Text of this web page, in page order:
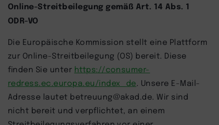
Online-Streitbeilegung gemäß Art. 14 Abs. 1
ODR-VO
Die Europäische Kommission stellt eine Plattform
zur Online-Streitbeilegung (OS) bereit. Diese
finden Sie unter https://consumer-
redress.ec.europa.eu/index_de. Unsere E-Mail-
Adresse lautet betreuung@akad.de. Wir sind
nicht bereit und verpflichtet, an einem